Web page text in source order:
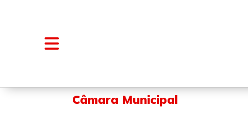
Câmara Municipal